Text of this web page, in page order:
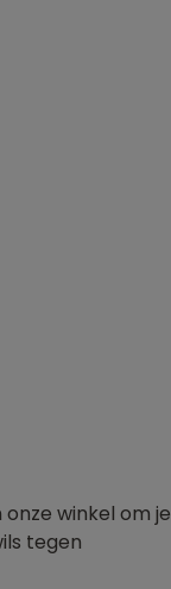
winkel om je
tegen